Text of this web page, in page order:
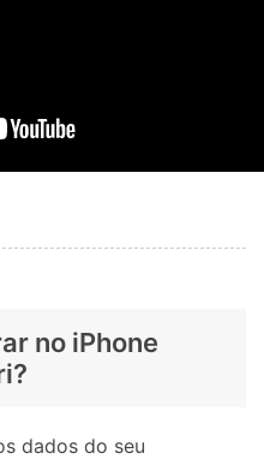
no iPhone
dados do seu